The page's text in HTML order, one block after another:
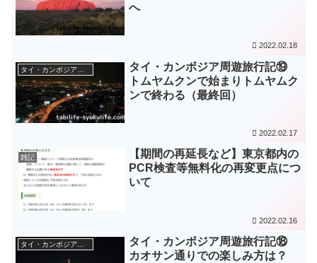
へ
2022.02.18
タイ・カンボジア周遊旅行記⑲
トムヤムクンで始まりトムヤムク
ンで終わる（最終回）
2022.02.17
雑記
【期間の再延長など】東京都内の
PCR検査等無料化の再変更点につ
いて
2022.02.16
タイ・カンボジア周遊旅（2015年）
タイ・カンボジア周遊旅行記⑱
カオサン通りでの楽しみ方は？